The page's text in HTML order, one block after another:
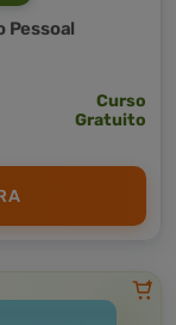
Pessoal
Curso
Gratuito